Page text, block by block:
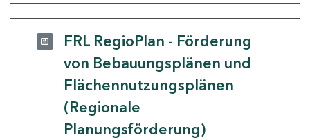
FRL RegioPlan - Förderung
von Bebauungsplänen und
Flächennutzungsplänen
(Regionale
Planungsförderung)